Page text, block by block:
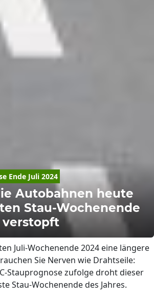
Ende Juli 2024
Autobahnen heute
Stau-Wochenende
verstopft
Juli-Wochenende 2024 eine längere
Sie Nerven wie Drahtseile:
Stauprognose zufolge droht dieser
Stau-Wochenende des Jahres.